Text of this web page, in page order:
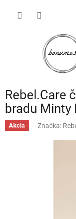
Rebel.Care
bradu Minty
Akcia Značka: